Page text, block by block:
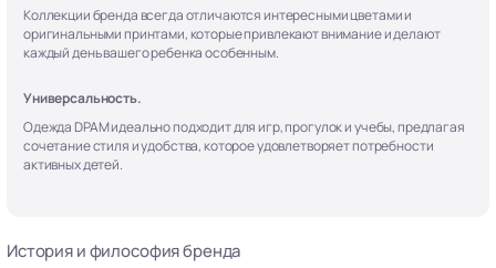
Коллекции бренда всегда отличаются интересными цветами и
оригинальными принтами, которые привлекают внимание и делают
каждый день вашего ребенка особенным.
Универсальность.
Одежда DPAM идеально подходит для игр, прогулок и учебы, предлагая
сочетание стиля и удобства, которое удовлетворяет потребности
активных детей.
История и философия бренда